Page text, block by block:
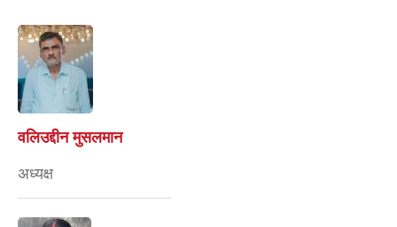
वलिउद्दीन मुसलमान
अध्यक्ष